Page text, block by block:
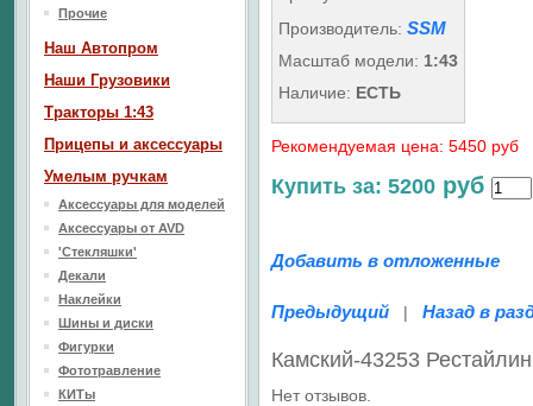
Производитель: SSM
Масштаб модели: 1:43
Наличие: ЕСТЬ
Рекомендуемая цена: 5450 руб
Купить за: 5200 руб
Добавить в отложенные
Предыдущий | Назад в
Камский-43253
Нет отзывов.
Прочие
Наш Aвтопром
Наши Грузовики
Тракторы 1:43
Прицепы и аксессуары
Умелым ручкам
Аксессуары для моделей
Аксессуары от AVD
'Стекляшки'
Декали
Наклейки
Шины и диски
Фигурки
Фототравление
КИТы